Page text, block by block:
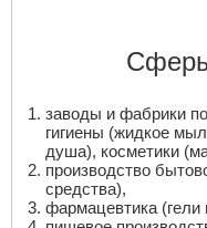
заводы и фабрики
гигиены (жидкое
душа), косметики
производство
средства),
фармацевтика (гели